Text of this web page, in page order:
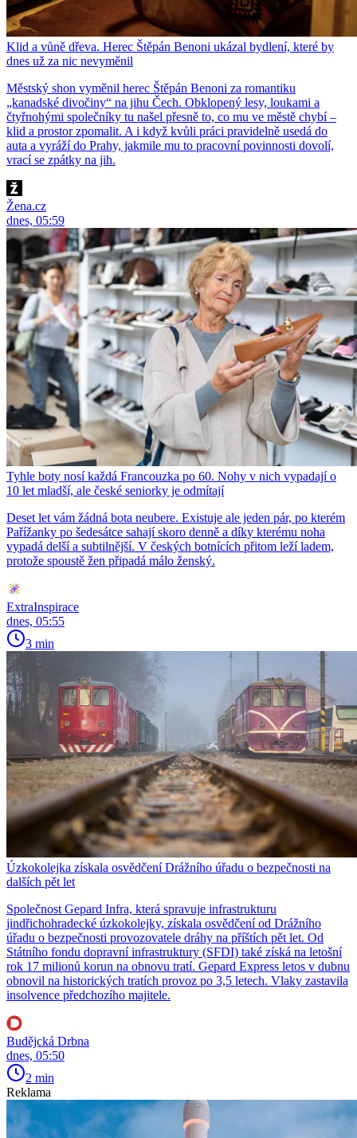
Klid a vůně dřeva. Herec Štěpán Benoni ukázal bydlení, které by
dnes už za nic nevyměnil
Městský shon vyměnil herec Štěpán Benoni za romantiku
„kanadské divočiny“ na jihu Čech. Obklopený lesy, loukami a
čtyřnohými společníky tu našel přesně to, co mu ve městě chybí –
klid a prostor zpomalit. A i když kvůli práci pravidelně usedá do
auta a vyráží do Prahy, jakmile mu to pracovní povinnosti dovolí,
vrací se zpátky na jih.
Žena.cz
dnes, 05:59
Tyhle boty nosí každá Francouzka po 60. Nohy v nich vypadají o
10 let mladší, ale české seniorky je odmítají
Deset let vám žádná bota neubere. Existuje ale jeden pár, po kterém
Pařížanky po šedesátce sahají skoro denně a díky kterému noha
vypadá delší a subtilnější. V českých botnících přitom leží ladem,
protože spoustě žen připadá málo ženský.
ExtraInspirace
dnes, 05:55
3 min
Úzkokolejka získala osvědčení Drážního úřadu o bezpečnosti na
dalších pět let
Společnost Gepard Infra, která spravuje infrastrukturu
jindřichohradecké úzkokolejky, získala osvědčení od Drážního
úřadu o bezpečnosti provozovatele dráhy na příštích pět let. Od
Státního fondu dopravní infrastruktury (SFDI) také získá na letošní
rok 17 milionů korun na obnovu tratí. Gepard Express letos v dubnu
obnovil na historických tratích provoz po 3,5 letech. Vlaky zastavila
insolvence předchozího majitele.
Budějcká Drbna
dnes, 05:50
2 min
Reklama